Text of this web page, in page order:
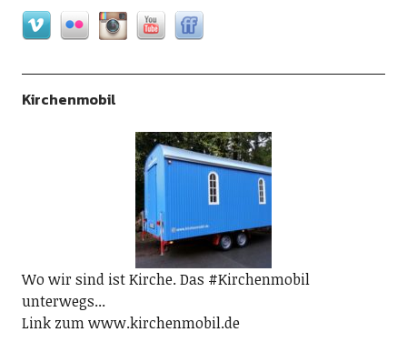
Kirchenmobil
Wo wir sind ist Kirche. Das #Kirchenmobil
unterwegs...
Link zum www.kirchenmobil.de